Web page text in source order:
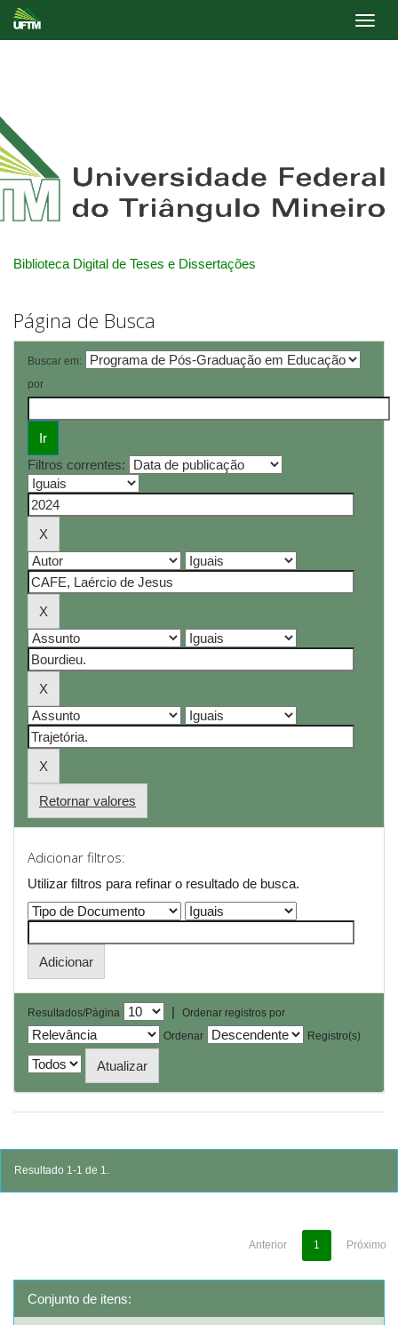
Biblioteca Digital de Teses e Dissertações
Página de Busca
Buscar em:
por
Filtros correntes:
Retornar valores
Adicionar filtros:
Utilizar filtros para refinar o resultado de busca.
Resultados/Página |
Ordenar registros por
Ordenar
Registro(s)
Resultado 1-1 de 1.
Anterior 1 Próximo
Conjunto de itens: